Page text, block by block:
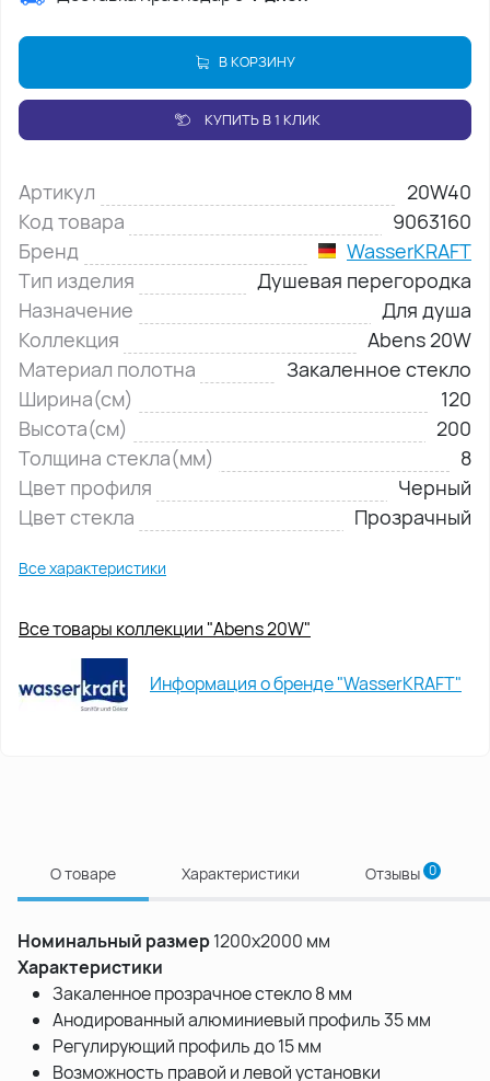
В КОРЗИНУ
КУПИТЬ В 1 КЛИК
Артикул
20W40
Код товара
9063160
Бренд
WasserKRAFT
Тип изделия
Душевая перегородка
Назначение
Для душа
Коллекция
Abens 20W
Материал полотна
Закаленное стекло
Ширина(см)
120
Высота(см)
200
Толщина стекла(мм)
8
Цвет профиля
Черный
Цвет стекла
Прозрачный
Все характеристики
Все товары коллекции "Abens 20W"
Информация о бренде "WasserKRAFT"
О товаре Характеристики Отзывы 0
Номинальный размер1200x2000 мм
Характеристики
Закаленное прозрачное стекло 8 мм
Анодированный алюминиевый профиль 35 мм
Регулирующий профиль до 15 мм
Возможность правой и левой установки